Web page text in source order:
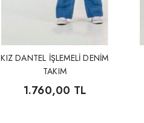
KIZ DANTEL İŞLEMELİ DENİM
TAKIM
1.760,00 TL